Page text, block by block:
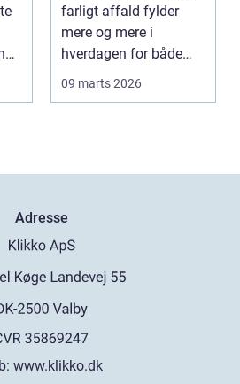
farligt affald fylder
mere og mere i
hverdagen for både
produktionsvirksomhe
09 marts 2026
Adresse
www.klikko.dk